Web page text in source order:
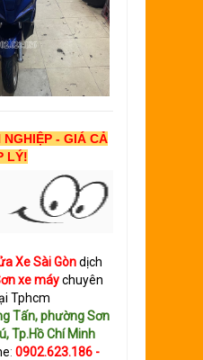
NGHIỆP - GIÁ CẢ
LÝ!
Xe Sài Gòn dịch
xe máy chuyên
Tphcm
Tấn, phường Sơn
Tp.Hồ Chí Minh
: 0902.623.186 -